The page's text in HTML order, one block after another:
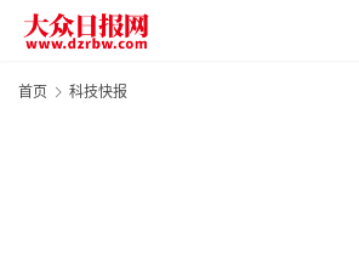
首页 科技快报